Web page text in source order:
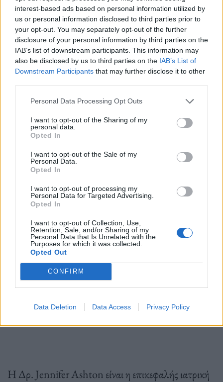
interest-based ads based on personal information utilized by
us or personal information disclosed to third parties prior to
your opt-out. You may separately opt-out of the further
disclosure of your personal information by third parties on the
IAB’s list of downstream participants. This information may
also be disclosed by us to third parties on the IAB’s List of
Downstream Participants that may further disclose it to other
Personal Data Processing Opt Outs
I want to opt-out of the Sharing of my
personal data.
Opted In
I want to opt-out of the Sale of my
Personal Data.
Opted In
I want to opt-out of processing my
Personal Data for Targeted Advertising.
Opted In
I want to opt-out of Collection, Use,
Retention, Sale, and/or Sharing of my
Personal Data that Is Unrelated with the
Purposes for which it was collected.
Opted Out
CONFIRM
Data Deletion Data Access Privacy Policy
Η γιατρός Jennifer Ashton
Ποια είναι η Δρ. Ashton;
Η Δρ. Jennifer Ashton είναι η επικεφαλής ιατρική